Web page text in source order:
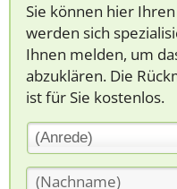
Sie können hier
werden sich
Ihnen melden, um
abzuklären. Die
ist für Sie kostenlos.
(Anrede)